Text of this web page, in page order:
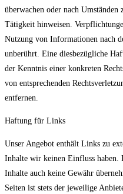
überwachen oder nach
Tätigkeit hinweisen.
Nutzung von Informationen nach
unberührt. Eine diesbezügliche
der Kenntnis einer konkreten
von entsprechenden
entfernen.
Haftung für Links
Unser Angebot enthält Links zu
Inhalte wir keinen Einfluss haben.
Inhalte auch keine Gewähr
Seiten ist stets der jeweilige